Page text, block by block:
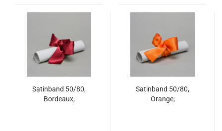
Satinband 50/80,
Bordeaux;
Satinband 50/80,
Orange;